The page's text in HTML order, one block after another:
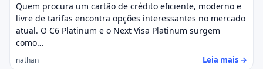
Quem procura um cartão de crédito eficiente, moderno e
livre de tarifas encontra opções interessantes no mercado
atual. O C6 Platinum e o Next Visa Platinum surgem
como…
nathan Leia mais →